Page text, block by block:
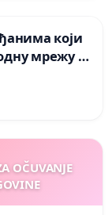
који
мрежу у
OČUVANJE